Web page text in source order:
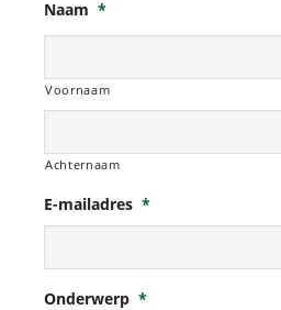
Naam *
Voornaam
Achternaam
E-mailadres *
Onderwerp *